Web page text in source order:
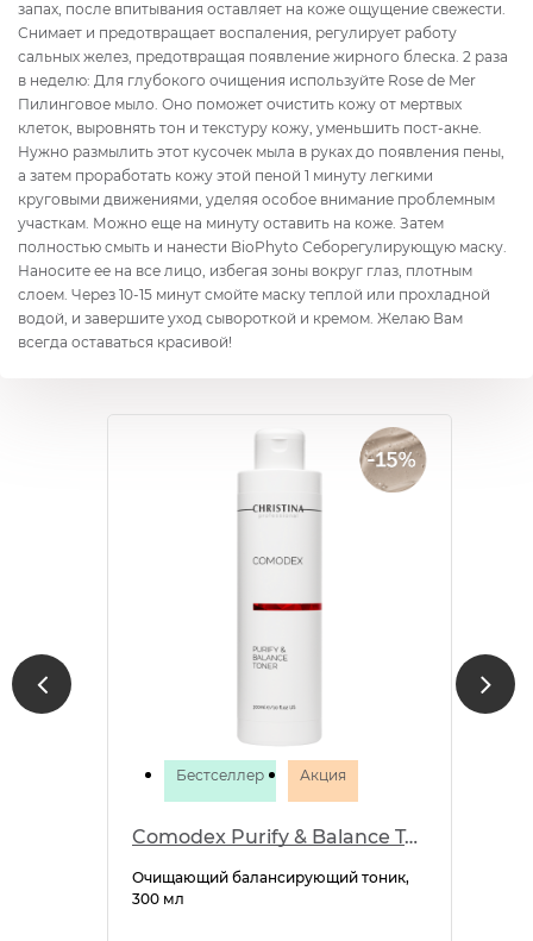
запах, после впитывания оставляет на коже ощущение свежести.
Снимает и предотвращает воспаления, регулирует работу
сальных желез, предотвращая появление жирного блеска. 2 раза
в неделю: Для глубокого очищения используйте Rose de Mer
Пилинговое мыло. Оно поможет очистить кожу от мертвых
клеток, выровнять тон и текстуру кожу, уменьшить пост-акне.
Нужно размылить этот кусочек мыла в руках до появления пены,
а затем проработать кожу этой пеной 1 минуту легкими
круговыми движениями, уделяя особое внимание проблемным
участкам. Можно еще на минуту оставить на коже. Затем
полностью смыть и нанести BioPhyto Себорегулирующую маску.
Наносите ее на все лицо, избегая зоны вокруг глаз, плотным
слоем. Через 10-15 минут смойте маску теплой или прохладной
водой, и завершите уход сывороткой и кремом. Желаю Вам
всегда оставаться красивой!
Бестселлер Акция
Comodex Purify & Balance Toner
Очищающий балансирующий тоник,
300 мл